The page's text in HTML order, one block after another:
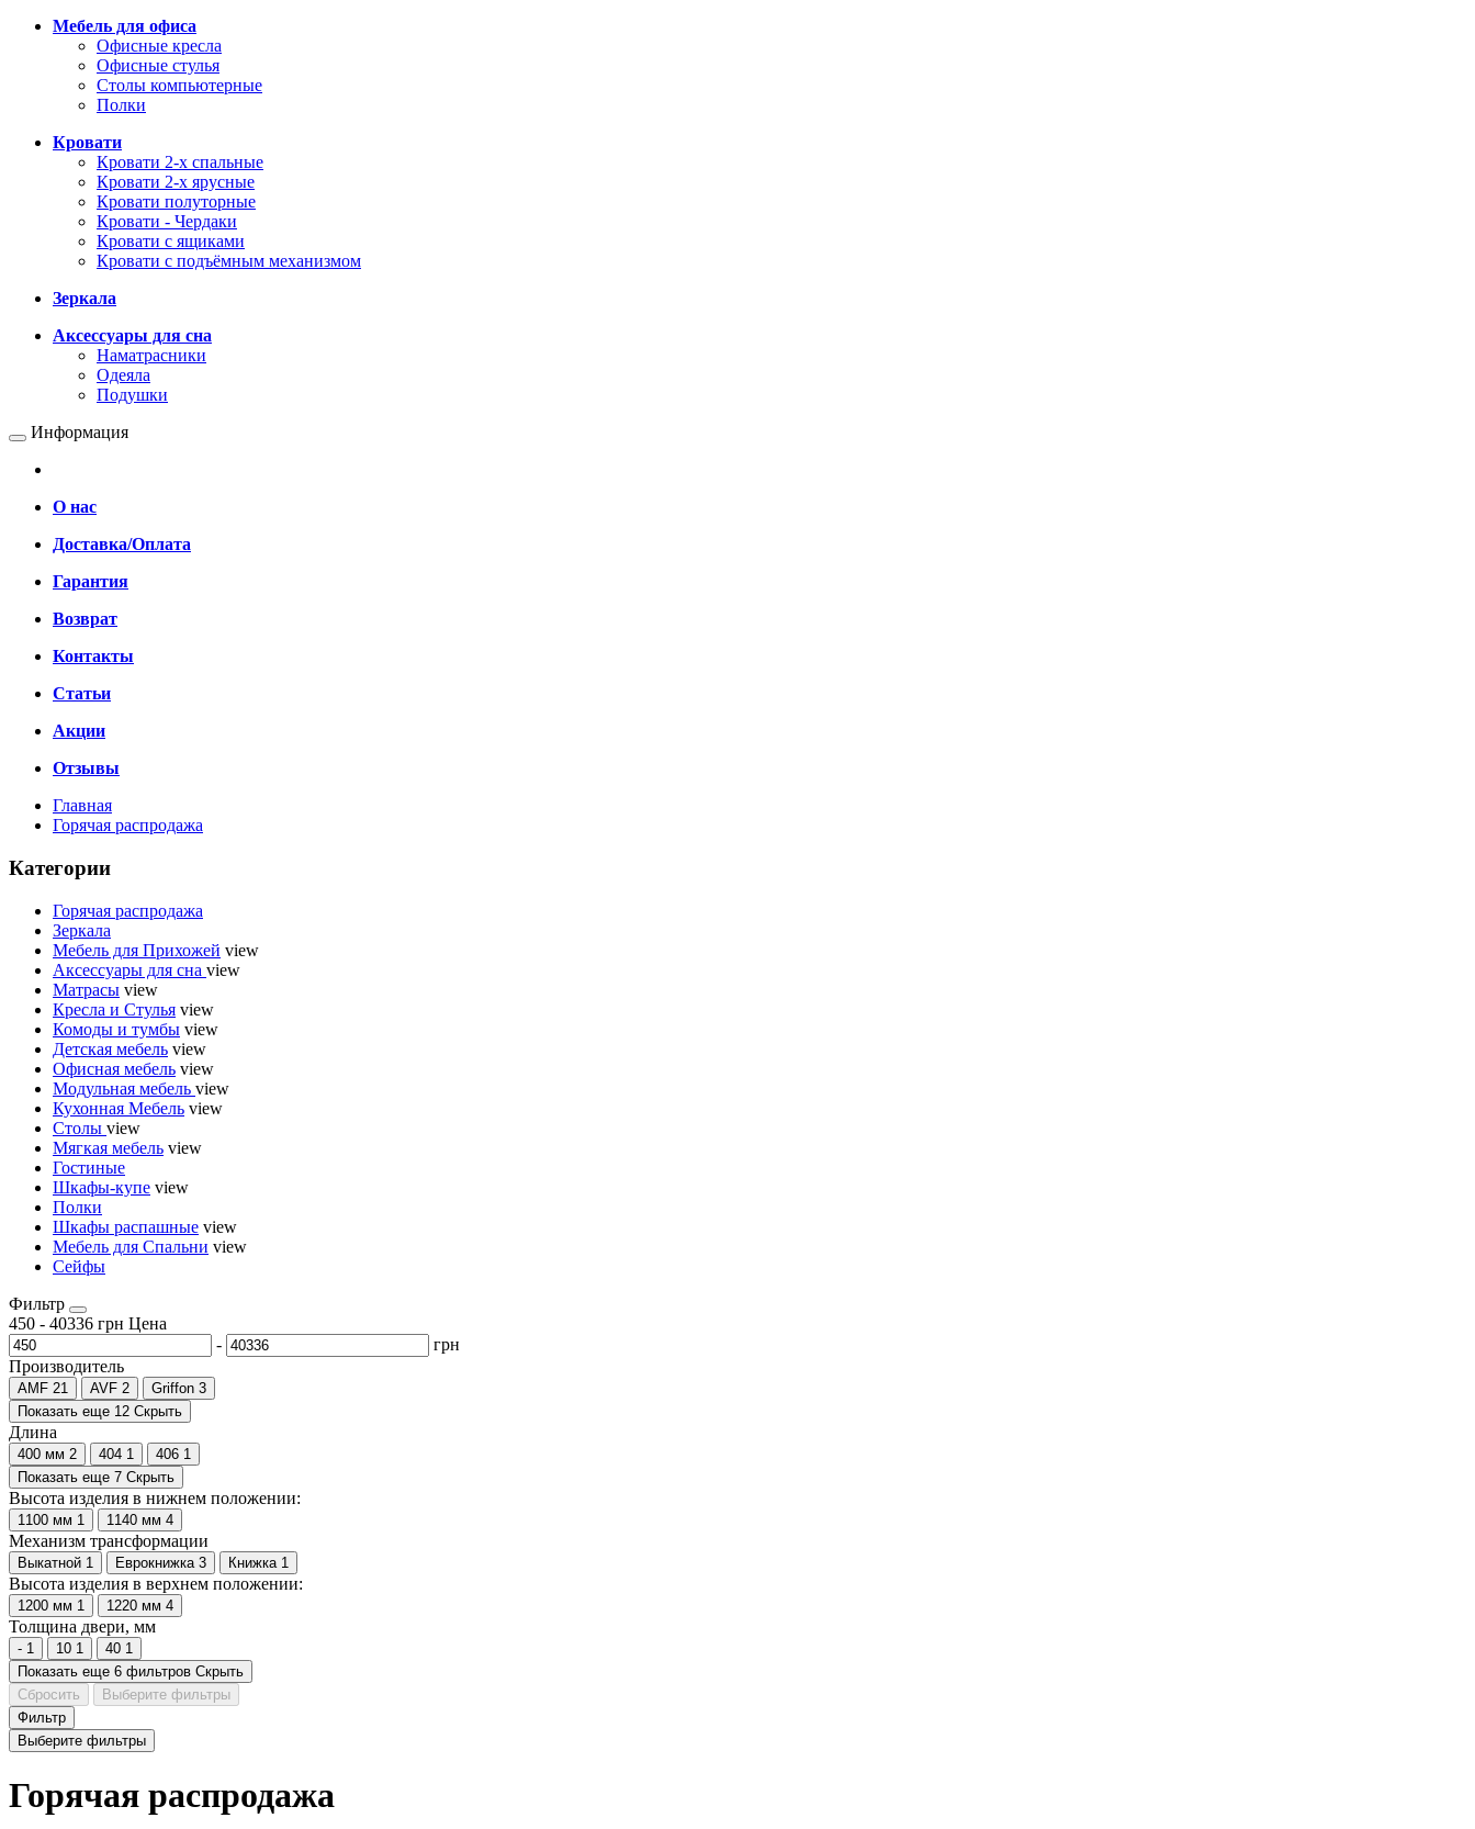
Мебель для офиса
Офисные кресла
Офисные стулья
Столы компьютерные
Полки
Кровати
Кровати 2-х спальные
Кровати 2-х ярусные
Кровати полуторные
Кровати - Чердаки
Кровати с ящиками
Кровати с подъёмным механизмом
Зеркала
Аксессуары для сна
Наматрасники
Одеяла
Подушки
Информация
О нас
Доставка/Оплата
Гарантия
Возврат
Контакты
Статьи
Акции
Отзывы
Главная
Горячая распродажа
Категории
Горячая распродажа
Зеркала
Мебель для Прихожей view
Аксессуары для сна view
Матрасы view
Кресла и Стулья view
Комоды и тумбы view
Детская мебель view
Офисная мебель view
Модульная мебель view
Кухонная Мебель view
Столы view
Мягкая мебель view
Гостиные
Шкафы-купе view
Полки
Шкафы распашные view
Мебель для Спальни view
Сейфы
Фильтр
450 - 40336 грн Цена
-
грн
Производитель
AMF 21 AVF 2 Griffon 3
Показать еще 12 Скрыть
Длина
400 мм 2 404 1 406 1
Показать еще 7 Скрыть
Высота изделия в нижнем положении:
1100 мм 1 1140 мм 4
Механизм трансформации
Выкатной 1 Еврокнижка 3 Книжка 1
Высота изделия в верхнем положении:
1200 мм 1 1220 мм 4
Толщина двери, мм
- 1 10 1 40 1
Показать еще 6 фильтров Скрыть
Сбросить
Выберите фильтры
Фильтр
Выберите фильтры
Горячая распродажа